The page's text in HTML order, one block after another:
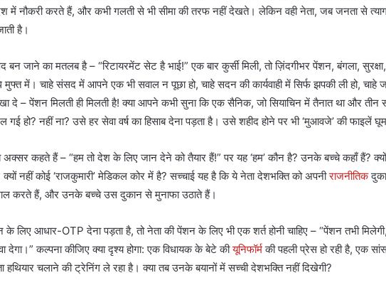
नौकरी करते हैं, और कभी गलती से भी सीमा की तरफ नहीं देखते। लेकिन वही नेता, जब जनता से
है।
बन जाने का मतलब है – “रिटायरमेंट सेट है भाई!” एक बार कुर्सी मिली, तो ज़िंदगीभर पेंशन, बंगला, सुरक्षा,
मुफ्त में। चाहे संसद में आपने एक भी सवाल न पूछा हो, चाहे सदन की कार्यवाही में सिर्फ झपकी ली हो, चाहे
दे – पेंशन मिलती ही मिलती है! क्या आपने कभी सुना कि एक सैनिक, जो सियाचिन में तैनात था और तीन
हो? नहीं ना? उसे हर सेवा वर्ष का हिसाब देना पड़ता है। उसे शहीद होने पर भी ‘मुआवजे’ की फाइलें
कहते हैं – “हम तो देश के लिए जान देने को तैयार हैं!” पर यह ‘हम’ कौन है? उनके बच्चे कहाँ हैं?
क्यों नहीं कोई ‘राजकुमारी’ मेडिकल कोर में है? सच्चाई यह है कि ये नेता देशभक्ति को अपनीराजनीतिक
करते हैं, और उनके बच्चे उस दुकान से मुनाफा उठाते हैं।
लिए आधार-OTP देना पड़ता है, तो नेता की पेंशन के लिए भी एक शर्त होनी चाहिए – “पेंशन तभी
देगा।” कल्पना कीजिए क्या दृश्य होगा: एक विधायक के बेटे कीयूनिफॉर्मकी पहली प्रेस हो रही है, एक
हथियार चलाने की ट्रेनिंग ले रहा है। क्या तब उनके बयानों में सच्ची देशभक्ति नहीं दिखेगी?